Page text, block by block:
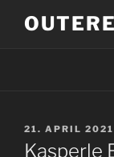
Inhalt
AM
21. APRIL 2021
Kasperle